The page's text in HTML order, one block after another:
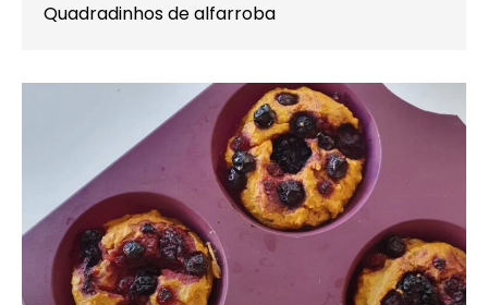
Quadradinhos de alfarroba